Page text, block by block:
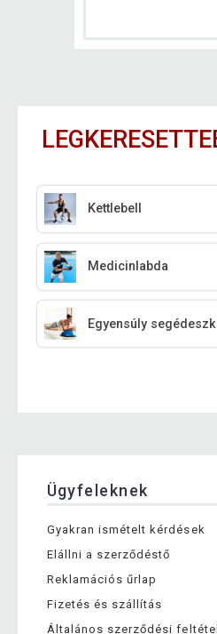
Kettlebell
Medicinlabda
Egyensúly
Ügyfeleknek
Gyakran ismételt kérdések
Elállni a szerződéstő
Reklamációs űrlap
Fizetés és szállítás
Általános szerződési